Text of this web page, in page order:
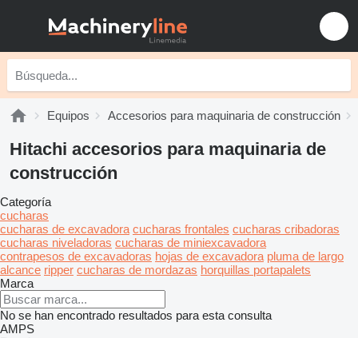
Equipos Accesorios para maquinaria de construcción
Hitachi accesorios para maquinaria de
construcción
Categoría
cucharas
cucharas de excavadora cucharas frontales cucharas cribadoras
cucharas niveladoras cucharas de miniexcavadora
contrapesos de excavadoras hojas de excavadora pluma de largo
alcance ripper cucharas de mordazas horquillas portapalets
Marca
No se han encontrado resultados para esta consulta
AMPS